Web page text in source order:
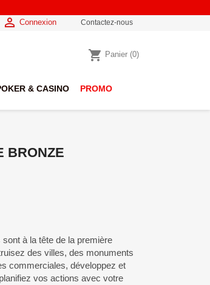
 Connexion Contactez-nous
shopping_cart Panier (0)
& CASINO PROMO
BRONZE
à la tête de la première
des villes, des monuments
commerciales, développez et
vos actions avec votre